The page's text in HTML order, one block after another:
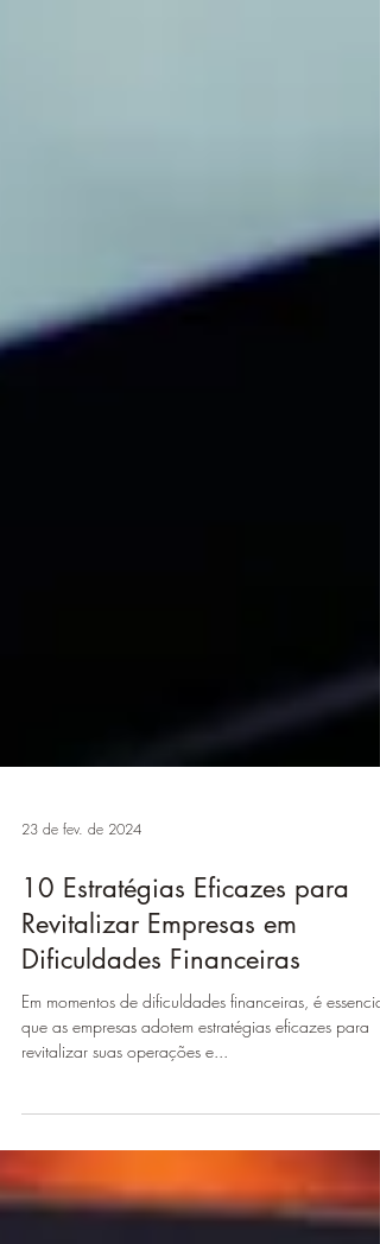
23 de fev. de 2024
10 Estratégias Eficazes para
Revitalizar Empresas em
Dificuldades Financeiras
Em momentos de dificuldades financeiras, é essencial